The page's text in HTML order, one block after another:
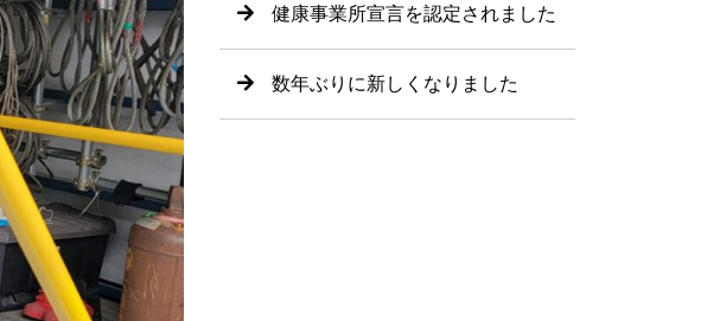
健康事業所宣言を認定されました
数年ぶりに新しくなりました